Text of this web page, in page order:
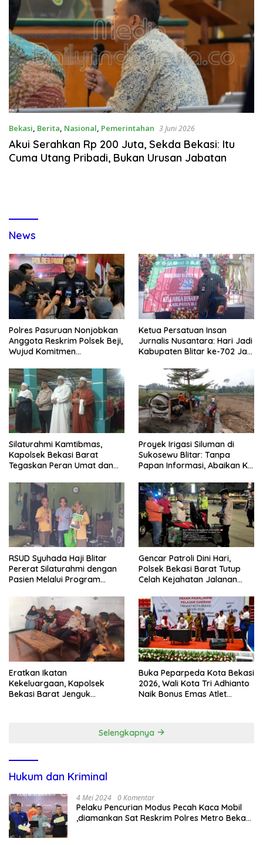
Bekasi, Berita, Nasional, Pemerintahan 3 Juni 2026
Akui Serahkan Rp 200 Juta, Sekda Bekasi: Itu
Cuma Utang Pribadi, Bukan Urusan Jabatan
News
Polres Pasuruan Nonjobkan
Anggota Reskrim Polsek Beji,
Wujud Komitmen
Dugaan Penganiayaan
Ketua Persatuan Insan
Jurnalis Nusantara: Hari Jadi
Kabupaten Blitar ke-702 Jadi
Pembangunan
Silaturahmi Kamtibmas,
Kapolsek Bekasi Barat
Tegaskan Peran Umat dan
Kondusivitas Wilayah
Proyek Irigasi Siluman di
Sukosewu Blitar: Tanpa
Papan Informasi, Abaikan K3,
Tanggung Jawab
RSUD Syuhada Haji Blitar
Pererat Silaturahmi dengan
Pasien Melalui Program
Gencar Patroli Dini Hari,
Polsek Bekasi Barat Tutup
Celah Kejahatan Jalanan
Eratkan Ikatan
Kekeluargaan, Kapolsek
Bekasi Barat Jenguk
Buka Peparpeda Kota Bekasi
2026, Wali Kota Tri Adhianto
Naik Bonus Emas Atlet
Selengkapnya
Hukum dan Kriminal
4 Mei 2024 0 Komentar
Pelaku Pencurian Modus Pecah Kaca Mobil
,diamankan Sat Reskrim Polres Metro Bekasi